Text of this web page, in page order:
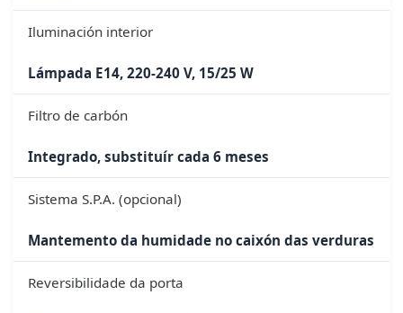
Iluminación interior
Lámpada E14, 220-240 V, 15/25 W
Filtro de carbón
Integrado, substituír cada 6 meses
Sistema S.P.A. (opcional)
Mantemento da humidade no caixón das verduras
Reversibilidade da porta